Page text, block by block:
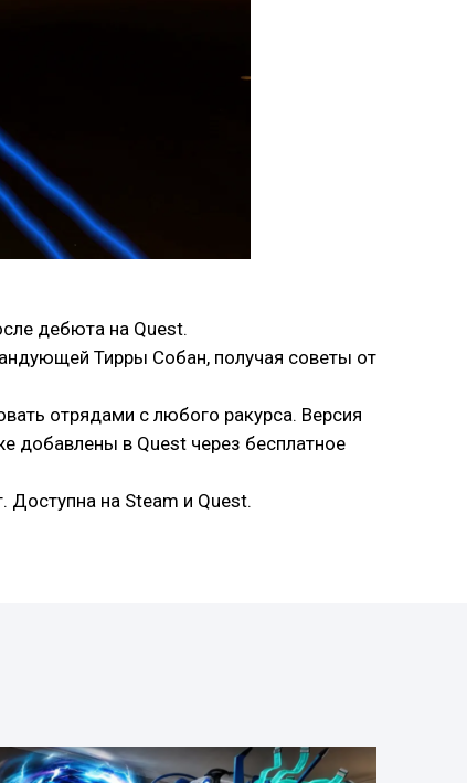
дебюта на Quest.
Тирры Собан, получая советы от
отрядами с любого ракурса. Версия
добавлены в Quest через бесплатное
Доступна на Steam и Quest.